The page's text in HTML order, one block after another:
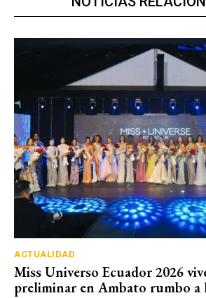
ACTUALIDAD
Miss Universo Ecuador 2026
preliminar en Ambato rumbo a